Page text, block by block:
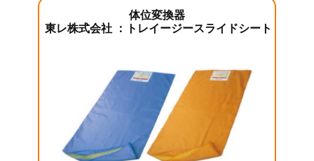
体位変換器
東レ株式会社 ：トレイージースライドシート